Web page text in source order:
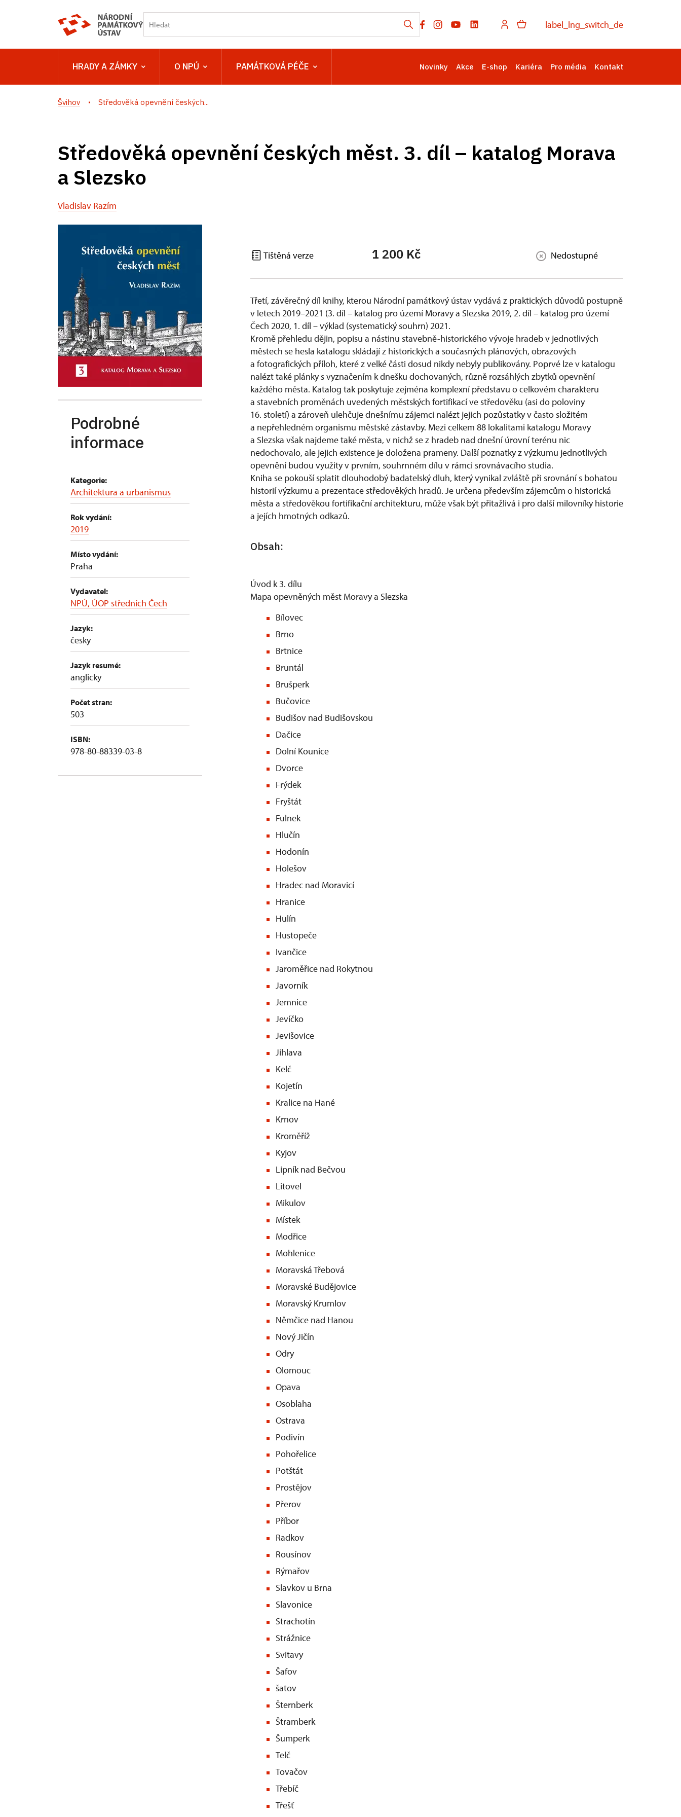
label_lng_switch_de
HRADY A ZÁMKY O NPÚ PAMÁTKOVÁ PÉČE Novinky Akce E-shop Kariéra Pro média Kontakt
Švihov Středověká opevnění českých...
Středověká opevnění českých měst. 3. díl – katalog Morava
a Slezsko
Vladislav Razím
Podrobné
informace
Kategorie:
Architektura a urbanismus
Rok vydání:
2019
Místo vydání:
Praha
Vydavatel:
NPÚ, ÚOP středních Čech
Jazyk:
česky
Jazyk resumé:
anglicky
Počet stran:
503
ISBN:
978-80-88339-03-8
Tištěná verze 1 200 Kč Nedostupné
Třetí, závěrečný díl knihy, kterou Národní památkový ústav vydává z praktických důvodů postupně
v letech 2019–2021 (3. díl – katalog pro území Moravy a Slezska 2019, 2. díl – katalog pro území
Čech 2020, 1. díl – výklad (systematický souhrn) 2021.
Kromě přehledu dějin, popisu a nástinu stavebně-historického vývoje hradeb v jednotlivých
městech se hesla katalogu skládají z historických a současných plánových, obrazových
a fotografických příloh, které z velké části dosud nikdy nebyly publikovány. Poprvé lze v katalogu
nalézt také plánky s vyznačením k dnešku dochovaných, různě rozsáhlých zbytků opevnění
každého města. Katalog tak poskytuje zejména komplexní představu o celkovém charakteru
a stavebních proměnách uvedených městských fortifikací ve středověku (asi do poloviny
16. století) a zároveň ulehčuje dnešnímu zájemci nalézt jejich pozůstatky v často složitém
a nepřehledném organismu městské zástavby. Mezi celkem 88 lokalitami katalogu Moravy
a Slezska však najdeme také města, v nichž se z hradeb nad dnešní úrovní terénu nic
nedochovalo, ale jejich existence je doložena prameny. Další poznatky z výzkumu jednotlivých
opevnění budou využity v prvním, souhrnném dílu v rámci srovnávacího studia.
Kniha se pokouší splatit dlouhodobý badatelský dluh, který vynikal zvláště při srovnání s bohatou
historií výzkumu a prezentace středověkých hradů. Je určena především zájemcům o historická
města a středověkou fortifikační architekturu, může však být přitažlivá i pro další milovníky historie
a jejích hmotných odkazů.
Obsah:
Úvod k 3. dílu
Mapa opevněných měst Moravy a Slezska
Bílovec
Brno
Brtnice
Bruntál
Brušperk
Bučovice
Budišov nad Budišovskou
Dačice
Dolní Kounice
Dvorce
Frýdek
Fryštát
Fulnek
Hlučín
Hodonín
Holešov
Hradec nad Moravicí
Hranice
Hulín
Hustopeče
Ivančice
Jaroměřice nad Rokytnou
Javorník
Jemnice
Jevíčko
Jevišovice
Jihlava
Kelč
Kojetín
Kralice na Hané
Krnov
Kroměříž
Kyjov
Lipník nad Bečvou
Litovel
Mikulov
Místek
Modřice
Mohlenice
Moravská Třebová
Moravské Budějovice
Moravský Krumlov
Němčice nad Hanou
Nový Jičín
Odry
Olomouc
Opava
Osoblaha
Ostrava
Podivín
Pohořelice
Potštát
Prostějov
Přerov
Příbor
Radkov
Rousínov
Rýmařov
Slavkov u Brna
Slavonice
Strachotín
Strážnice
Svitavy
Šafov
šatov
Šternberk
Štramberk
Šumperk
Telč
Tovačov
Třebíč
Třešť